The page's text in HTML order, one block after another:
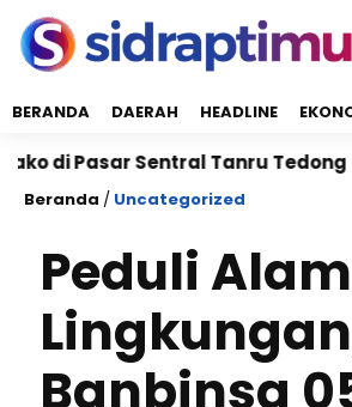
BERANDA DAERAH HEADLINE
Sentral Tanru Tedong
Beranda / Uncategorized
Peduli
Banbinsa